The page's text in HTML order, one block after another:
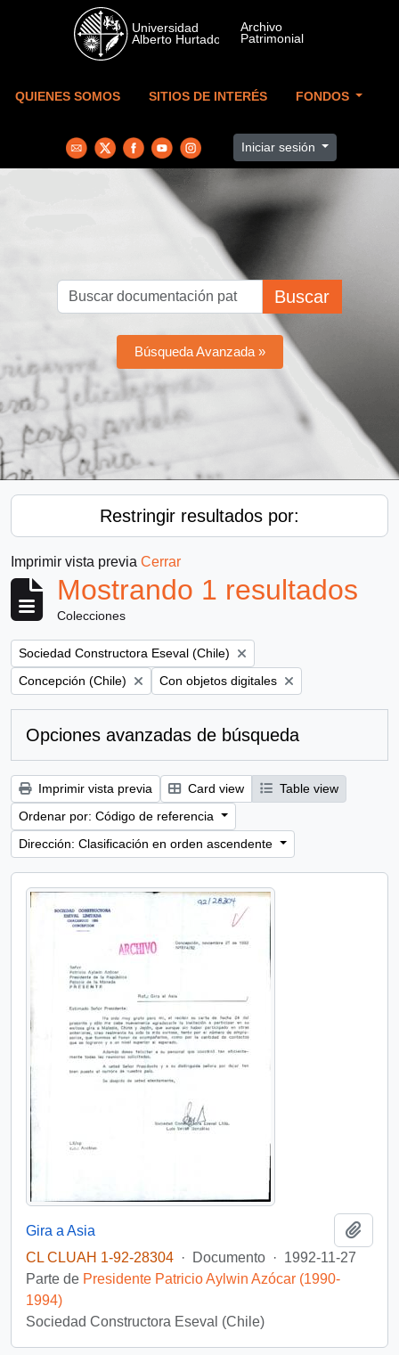
Skip to main content
QUIENES SOMOS SITIOS DE INTERÉS FONDOS
Iniciar sesión
Buscar
Búsqueda Avanzada »
Restringir resultados por:
Imprimir vista previa Cerrar
Mostrando 1 resultados
Colecciones
Remove filter:
Sociedad Constructora Eseval (Chile)
Remove filter:
Concepción (Chile) Remove filter:
Con objetos digitales
Opciones avanzadas de búsqueda
Imprimir vista previa Card view
Table view
Ordenar por: Código de referencia
Dirección: Clasificación en orden ascendente
Gira a Asia
CL CLUAH 1-92-28304 · Documento · 1992-11-27
Parte de Presidente Patricio Aylwin Azócar (1990-
1994)
Sociedad Constructora Eseval (Chile)